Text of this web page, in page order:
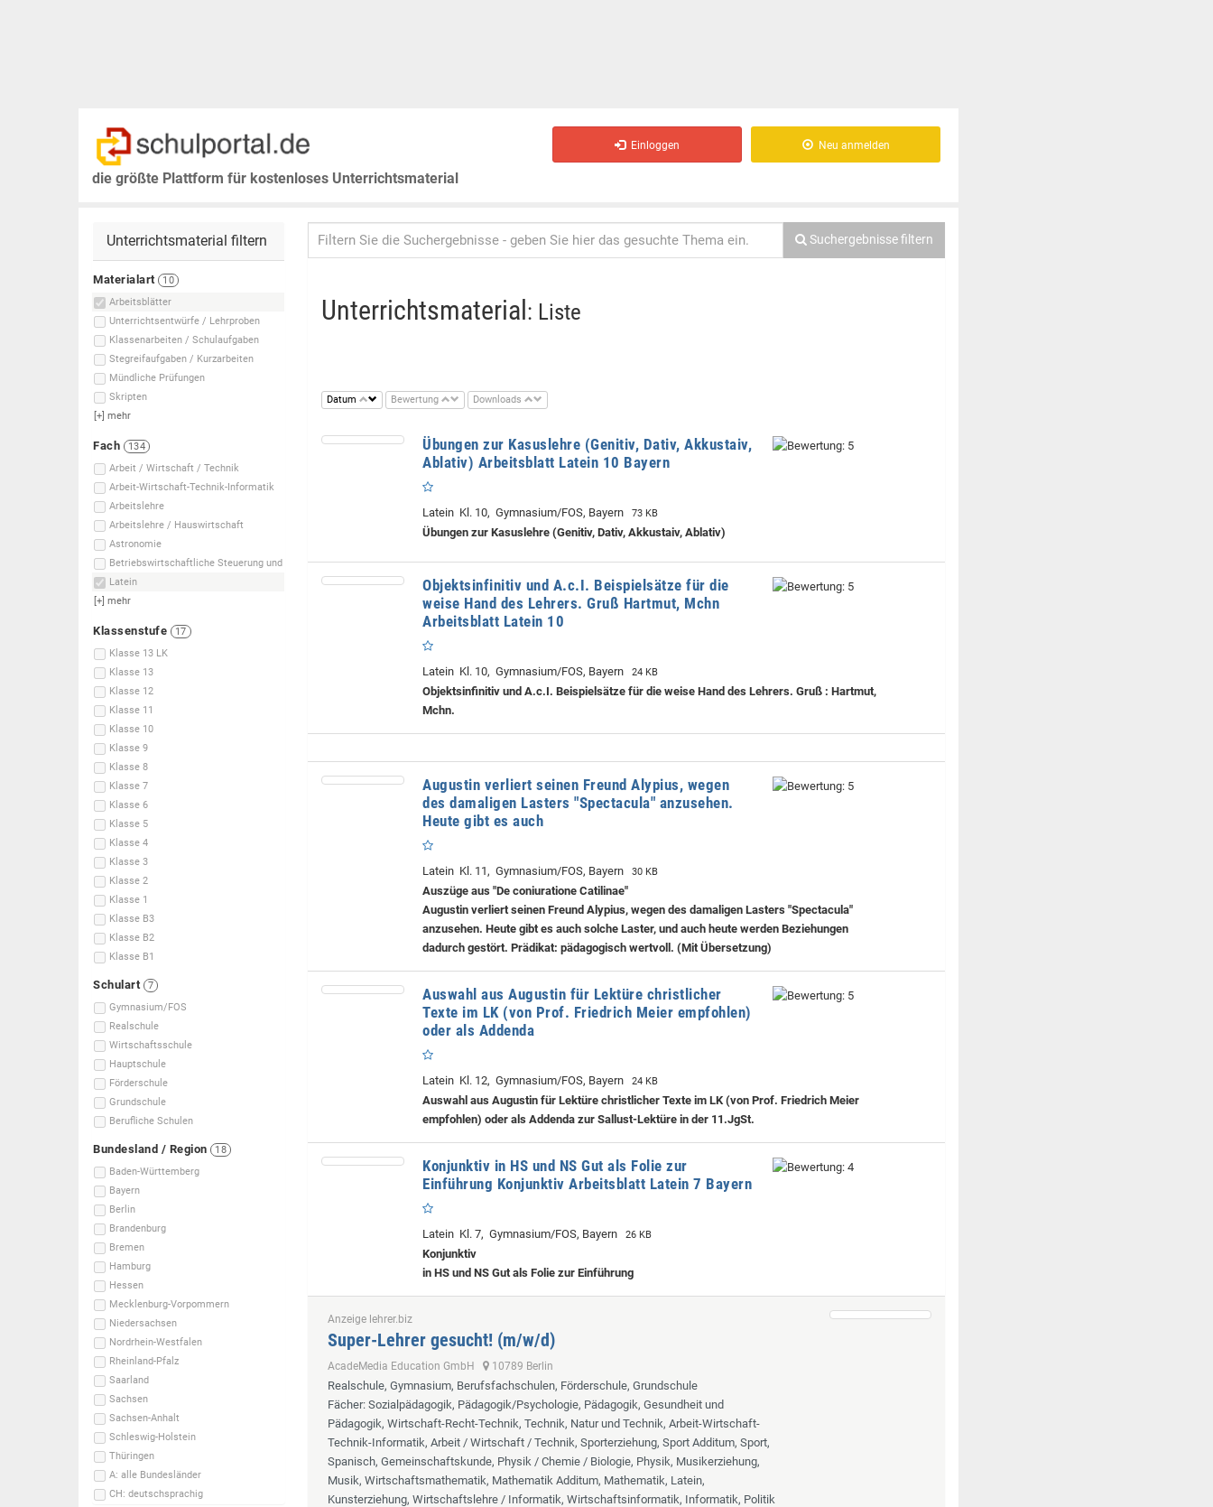
die größte Plattform für kostenloses Unterrichtsmaterial
Einloggen Neu anmelden
Unterrichtsmaterial filtern
Materialart
10
Arbeitsblätter
Unterrichtsentwürfe / Lehrproben
Klassenarbeiten / Schulaufgaben
Stegreifaufgaben / Kurzarbeiten
Mündliche Prüfungen
Skripten
[+] mehr
Fach
134
Arbeit / Wirtschaft / Technik
Arbeit-Wirtschaft-Technik-Informatik
Arbeitslehre
Arbeitslehre / Hauswirtschaft
Astronomie
Betriebswirtschaftliche Steuerung und
Latein
[+] mehr
Klassenstufe
17
Klasse 13 LK
Klasse 13
Klasse 12
Klasse 11
Klasse 10
Klasse 9
Klasse 8
Klasse 7
Klasse 6
Klasse 5
Klasse 4
Klasse 3
Klasse 2
Klasse 1
Klasse B3
Klasse B2
Klasse B1
Schulart
7
Gymnasium/FOS
Realschule
Wirtschaftsschule
Hauptschule
Förderschule
Grundschule
Berufliche Schulen
Bundesland / Region
18
Baden-Württemberg
Bayern
Berlin
Brandenburg
Bremen
Hamburg
Hessen
Mecklenburg-Vorpommern
Niedersachsen
Nordrhein-Westfalen
Rheinland-Pfalz
Saarland
Sachsen
Sachsen-Anhalt
Schleswig-Holstein
Thüringen
A: alle Bundesländer
CH: deutschsprachig
Suchergebnisse filtern
Unterrichtsmaterial : Liste
Datum Bewertung Downloads
Übungen zur Kasuslehre (Genitiv, Dativ, Akkustaiv,
Ablativ) Arbeitsblatt Latein 10 Bayern
Latein Kl. 10, Gymnasium/FOS, Bayern 73 KB
Übungen zur Kasuslehre (Genitiv, Dativ, Akkustaiv, Ablativ)
Objektsinfinitiv und A.c.I. Beispielsätze für die
weise Hand des Lehrers. Gruß Hartmut, Mchn
Arbeitsblatt Latein 10
Latein Kl. 10, Gymnasium/FOS, Bayern 24 KB
Objektsinfinitiv und A.c.I. Beispielsätze für die weise Hand des Lehrers. Gruß : Hartmut,
Mchn.
Augustin verliert seinen Freund Alypius, wegen
des damaligen Lasters "Spectacula" anzusehen.
Heute gibt es auch
Latein Kl. 11, Gymnasium/FOS, Bayern 30 KB
Auszüge aus "De coniuratione Catilinae"
Augustin verliert seinen Freund Alypius, wegen des damaligen Lasters "Spectacula"
anzusehen. Heute gibt es auch solche Laster, und auch heute werden Beziehungen
dadurch gestört. Prädikat: pädagogisch wertvoll. (Mit Übersetzung)
Auswahl aus Augustin für Lektüre christlicher
Texte im LK (von Prof. Friedrich Meier empfohlen)
oder als Addenda
Latein Kl. 12, Gymnasium/FOS, Bayern 24 KB
Auswahl aus Augustin für Lektüre christlicher Texte im LK (von Prof. Friedrich Meier
empfohlen) oder als Addenda zur Sallust-Lektüre in der 11.JgSt.
Konjunktiv in HS und NS Gut als Folie zur
Einführung Konjunktiv Arbeitsblatt Latein 7 Bayern
Latein Kl. 7, Gymnasium/FOS, Bayern 26 KB
Konjunktiv
in HS und NS Gut als Folie zur Einführung
Anzeige lehrer.biz
Super-Lehrer gesucht! (m/w/d)
AcadeMedia Education GmbH 10789 Berlin
Realschule, Gymnasium, Berufsfachschulen, Förderschule, Grundschule
Fächer: Sozialpädagogik, Pädagogik/Psychologie, Pädagogik, Gesundheit und
Pädagogik, Wirtschaft-Recht-Technik, Technik, Natur und Technik, Arbeit-Wirtschaft-
Technik-Informatik, Arbeit / Wirtschaft / Technik, Sporterziehung, Sport Additum, Sport,
Spanisch, Gemeinschaftskunde, Physik / Chemie / Biologie, Physik, Musikerziehung,
Musik, Wirtschaftsmathematik, Mathematik Additum, Mathematik, Latein,
Kunsterziehung, Wirtschaftslehre / Informatik, Wirtschaftsinformatik, Informatik, Politik